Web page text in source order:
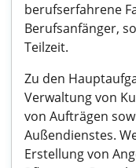
berufserfahrene
Berufsanfänger,
Teilzeit.
Zu den
Verwaltung von
von Aufträgen
Außendienstes.
Erstellung von